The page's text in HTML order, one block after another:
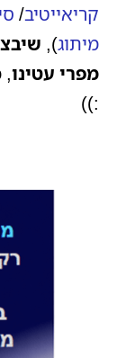
קריאייטיב/
מיתוג),
מפרי עטינו,
:))